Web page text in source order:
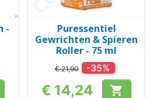
-
Puressentiel
Gewrichten & Spieren
Roller - 75 ml
€ 21,90 -35%
€ 14,24 